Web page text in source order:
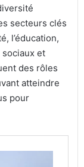
secteurs clés
l’éducation,
sociaux et
des rôles
atteindre
pour